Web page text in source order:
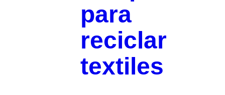
para
reciclar
textiles